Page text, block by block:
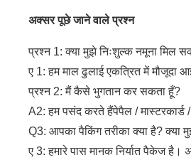
अक्सर पूछे जाने वाले प्रश्न
प्रश्न 1: क्या मुझे निःशुल्क नमूना मिल
ए 1: हम माल ढुलाई एकत्रित में मौजूदा
प्रश्न 2: मैं कैसे भुगतान कर सकता हूँ?
A2: हम पसंद करते हैंपेपैल / मास्टरकार्ड
Q3: आपका पैकिंग तरीका क्या है?
ए 3: हमारे पास मानक निर्यात पैकेज